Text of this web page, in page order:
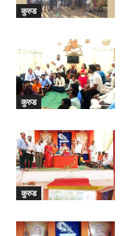
कुरुड
कुरुड
कुरुड